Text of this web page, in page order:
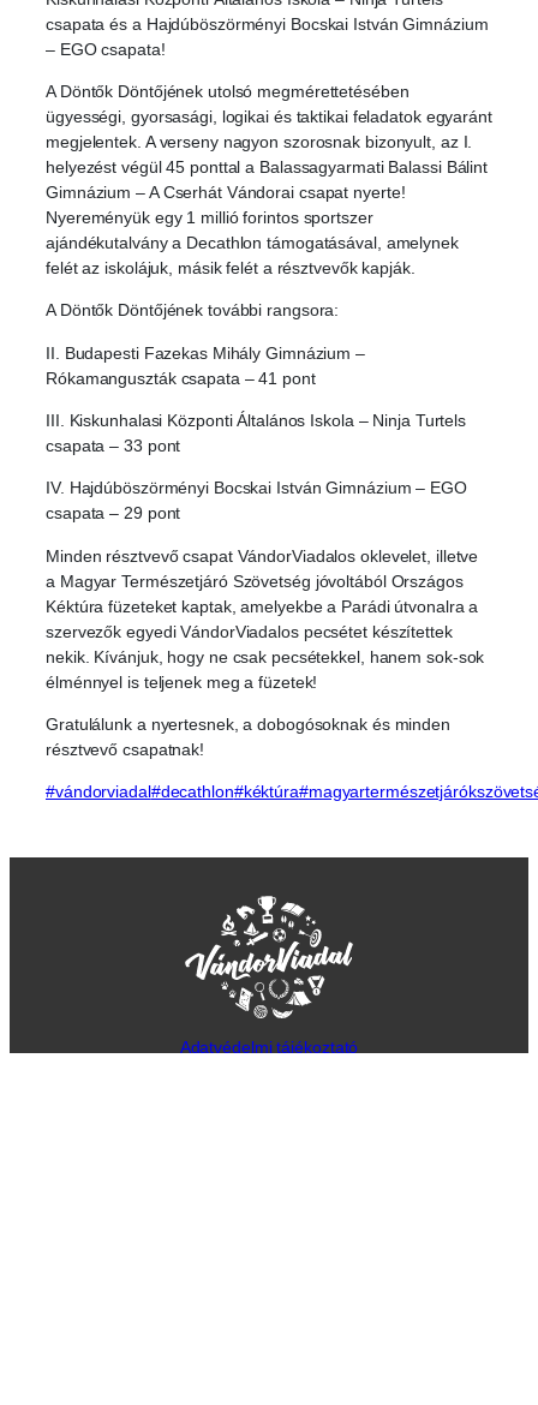
csapata és a Hajdúböszörményi Bocskai István Gimnázium
– EGO csapata!
A Döntők Döntőjének utolsó megmérettetésében
ügyességi, gyorsasági, logikai és taktikai feladatok egyaránt
megjelentek. A verseny nagyon szorosnak bizonyult, az I.
helyezést végül 45 ponttal a Balassagyarmati Balassi Bálint
Gimnázium – A Cserhát Vándorai csapat nyerte!
Nyereményük egy 1 millió forintos sportszer
ajándékutalvány a Decathlon támogatásával, amelynek
felét az iskolájuk, másik felét a résztvevők kapják.
A Döntők Döntőjének további rangsora:
II. Budapesti Fazekas Mihály Gimnázium –
Rókamanguszták csapata – 41 pont
III. Kiskunhalasi Központi Általános Iskola – Ninja Turtels
csapata – 33 pont
IV. Hajdúböszörményi Bocskai István Gimnázium – EGO
csapata – 29 pont
Minden résztvevő csapat VándorViadalos oklevelet, illetve
a Magyar Természetjáró Szövetség jóvoltából Országos
Kéktúra füzeteket kaptak, amelyekbe a Parádi útvonalra a
szervezők egyedi VándorViadalos pecsétet készítettek
nekik. Kívánjuk, hogy ne csak pecsétekkel, hanem sok-sok
élménnyel is teljenek meg a füzetek!
Gratulálunk a nyertesnek, a dobogósoknak és minden
résztvevő csapatnak!
#vándorviadal#decathlon#kéktúra
Adatvédelmi tájékoztató